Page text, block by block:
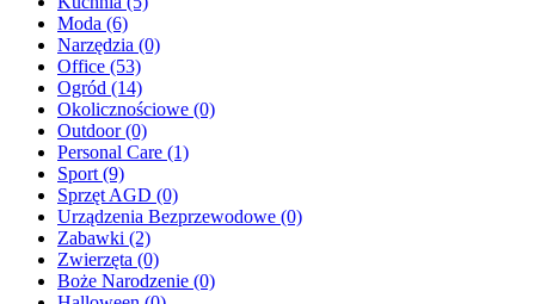
Moda (6)
Narzędzia (0)
Office (53)
Ogród (14)
Okolicznościowe (0)
Outdoor (0)
Personal Care (1)
Sport (9)
Sprzęt AGD (0)
Urządzenia Bezprzewodowe (0)
Zabawki (2)
Zwierzęta (0)
Boże Narodzenie (0)